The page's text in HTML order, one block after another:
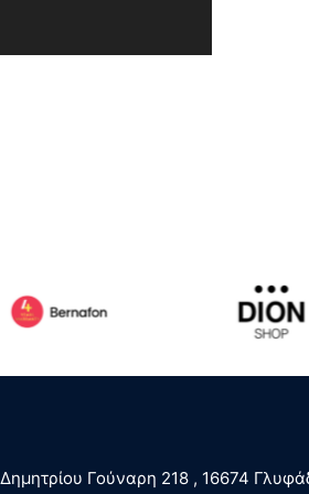
Δημητρίου Γούναρη 218 , 16674